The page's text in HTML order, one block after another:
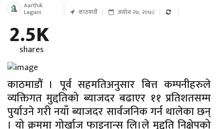
Aarthik
Lagani काठमाडौं असोज २७, २०७८
2.5K
shares
काठमाडौं । पूर्व सहमतिअनुसार बित्त कम्पनीहरुले
व्यक्तिगत मुद्दतिको ब्याजदर बढाएर ११ प्रतिशतसम्म
पुर्याउने गरी नयाँ ब्याजदर सार्वजनिक गर्न थालेका छन्